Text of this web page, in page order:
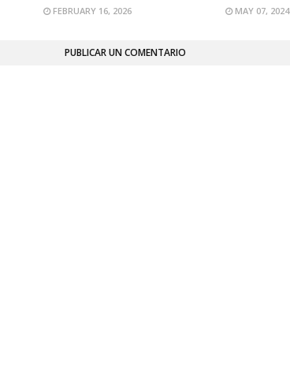
FEBRUARY 16, 2026 MAY 07, 2024
PUBLICAR UN COMENTARIO